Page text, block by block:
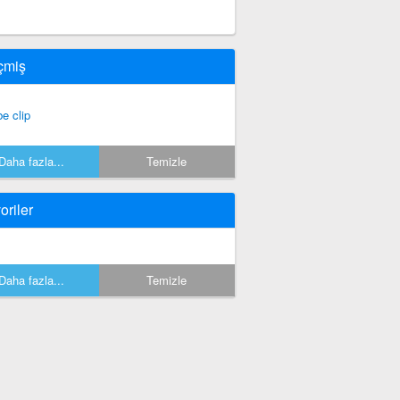
clip
Daha fazla... Temizle
Daha fazla... Temizle